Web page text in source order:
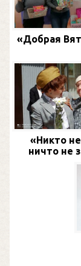
«Добрая
«Никто
ничто не